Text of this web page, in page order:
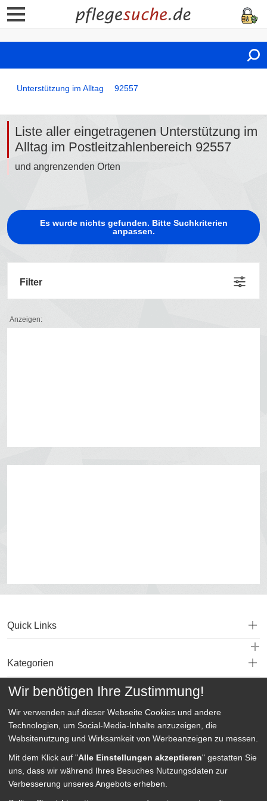
Unterstützung im Alltag 92557
Liste aller eingetragenen Unterstützung im
Alltag im Postleitzahlenbereich 92557
und angrenzenden Orten
Es wurde nichts gefunden. Bitte Suchkriterien
anpassen.
Filter
Anzeigen:
Quick Links
Kategorien
Wir benötigen Ihre Zustimmung!
Wir verwenden auf dieser Webseite Cookies und andere
Technologien, um Social-Media-Inhalte anzuzeigen, die
Websitenutzung und Wirksamkeit von Werbeanzeigen zu messen.
Mit dem Klick auf "Alle Einstellungen akzeptieren" gestatten Sie
uns, dass wir während Ihres Besuches Nutzungsdaten zur
Verbesserung unseres Angebots erheben.